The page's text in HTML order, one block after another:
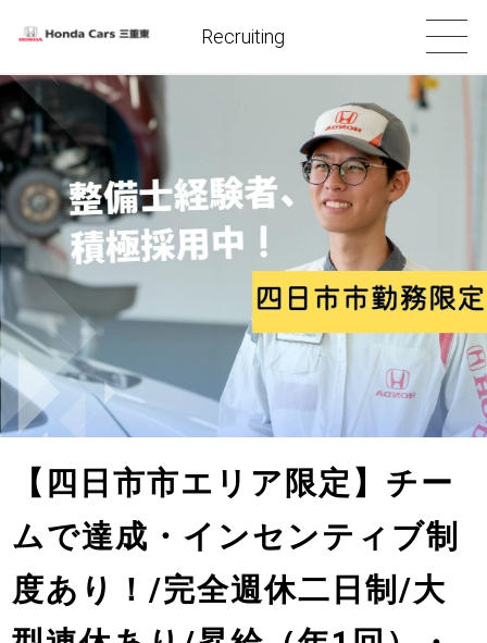
Recruiting
【四日市市エリア限定】チー
ムで達成・インセンティブ制
度あり！/完全週休二日制/大